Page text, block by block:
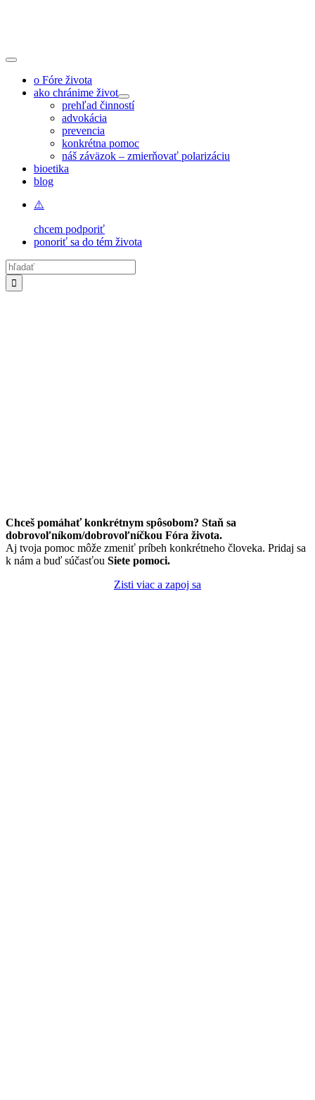
Toggle
Navigationo Fóre života
ako chránime život
prehľad činností
advokácia
prevencia
konkrétna pomoc
náš záväzok – zmierňovať polarizáciu
bioetika
blog
chcem podporiť
ponoriť sa do tém života
Hľadať:
Chceš pomáhať konkrétnym spôsobom? Staň sa
dobrovoľníkom/dobrovoľníčkou Fóra života.
Aj tvoja pomoc môže zmeniť príbeh konkrétneho človeka. Pridaj sa
k nám a buď súčasťou Siete pomoci.
Zisti viac a zapoj sa